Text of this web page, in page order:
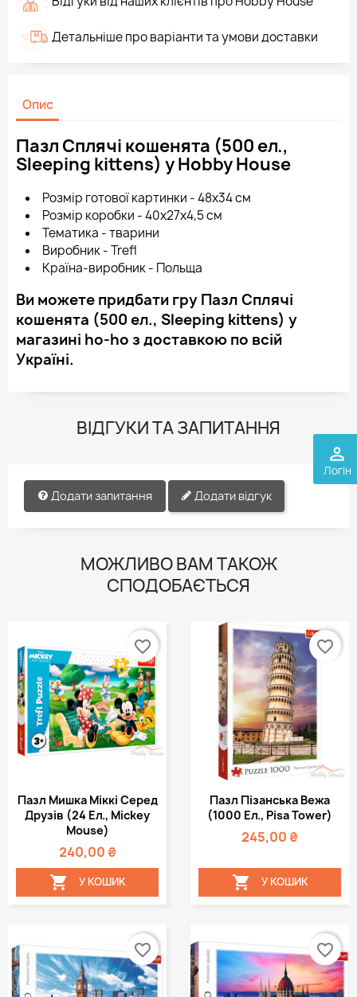
perm_identity
Логін
Детальніше про варіанти та умови доставки
Опис
Пазл Сплячі кошенята (500 ел.,
Sleeping kittens) у Hobby House
Розмір готової картинки - 48х34 см
Розмір коробки - 40х27х4,5 см
Тематика - тварини
Виробник - Trefl
Країна-виробник - Польща
Ви можете придбати гру Пазл Сплячі
кошенята (500 ел., Sleeping kittens) у
магазині ho-ho з доставкою по всій
Україні.
ВІДГУКИ ТА ЗАПИТАННЯ
Додати запитання Додати відгук
МОЖЛИВО ВАМ ТАКОЖ
СПОДОБАЄТЬСЯ
Пазл Мишка Міккі Серед
Друзів (24 Ел., Mickey
Mouse)
240,00 ₴
 У КОШИК
favorite_border
Пазл Пізанська Вежа
(1000 Ел., Pisa Tower)
245,00 ₴
 У КОШИК
favorite_border
favorite_border favorite_border